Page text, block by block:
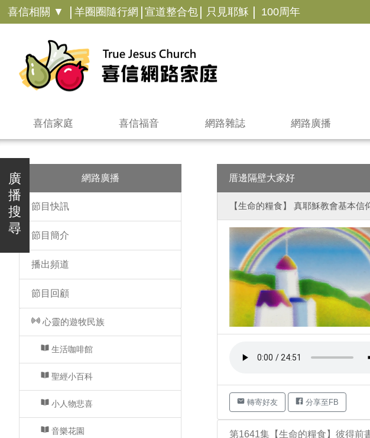
喜信相關 ▼ | 羊圈圈隨行網 | 宣道整合包 | 只見耶穌 | 100周年
喜信家庭 喜信福音 網路雜誌 網路廣播
廣
播
搜
尋
網路廣播
節目快訊
節目簡介
播出頻道
節目回顧
心靈的遊牧民族
生活咖啡館
聖經小百科
小人物悲喜
音樂花園
厝邊隔壁大家好
【生命的糧食】 真耶穌教會基本
轉寄好友 分享至FB
第1641集【生命的糧食】彼得前